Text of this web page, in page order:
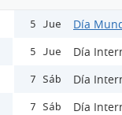
5 Jue Día
5 Jue Día
7 Sáb Día
7 Sáb Día